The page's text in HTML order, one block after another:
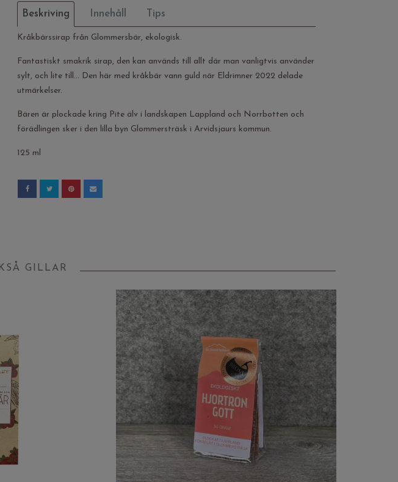
Beskriving Innehåll Tips
Kråkbärssirap från Glommersbär, ekologisk.
Fantastiskt smakrik sirap, den kan används till allt där man vanligtvis använder
sylt, och lite till… Den här med kråkbär vann guld när Eldrimner 2022 delade
utmärkelser.
Bären är plockade kring Pite älv i landskapen Lappland och Norrbotten och
förädlingen sker i den lilla byn Glommersträsk i Arvidsjaurs kommun.
125 ml
GILLAR